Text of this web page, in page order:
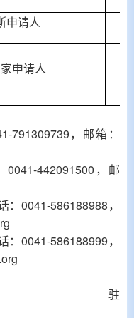
申请人
申请人
，邮箱：
442091500，邮
0041-586188988，
0041-586188999，